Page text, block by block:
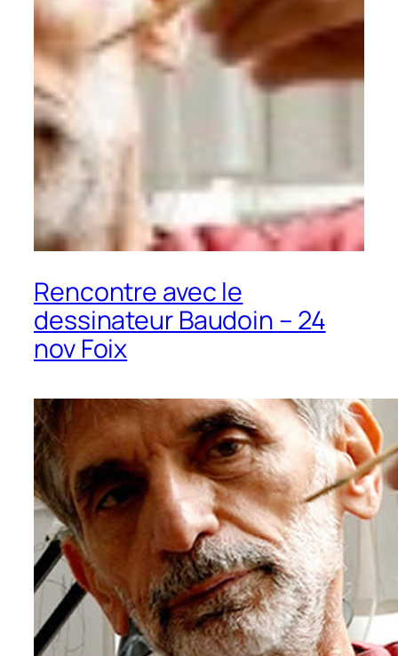
Rencontre avec le
dessinateur Baudoin – 24
nov Foix